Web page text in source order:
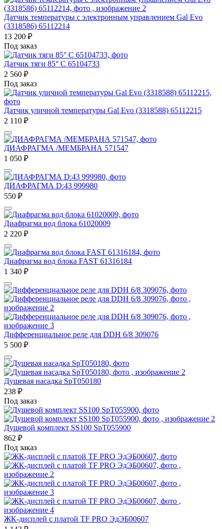
Датчик температуры с электронным управлением Gal Evo
(3318586) 65112214
13 200 ₽
Под заказ
Датчик тяги 85° С 65104733
2 560 ₽
Под заказ
Датчик уличной температуры Gal Evo (3318588) 65112215
2 110 ₽
ДИАФРАГМА /МЕМБРАНА 571547
1 050 ₽
ДИАФРАГМА D:43 999980
550 ₽
Диафрагма вод блока 61020009
2 220 ₽
Диафрагма вод блока FAST 61316184
1 340 ₽
Дифференциальное реле для DDH 6/8 309076
5 500 ₽
Душевая насадка SpT050180
238 ₽
Под заказ
Душевой комплект SS100 SpT055900
862 ₽
Под заказ
ЖК-дисплей с платой TF PRO ЭдЭБ00607